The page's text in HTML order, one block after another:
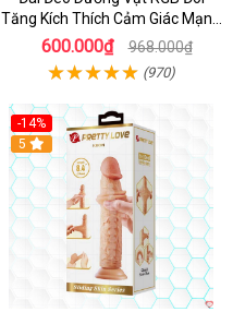
Tăng Kích Thích Cảm Giác Mạnh
Mẽ
600.000₫ 968.000₫
(970)
-14%
5